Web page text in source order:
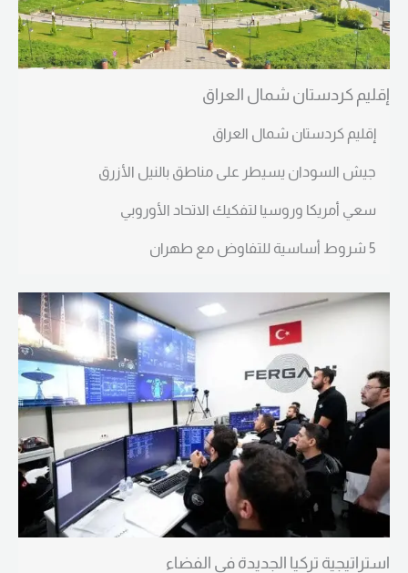
إقليم كردستان شمال العراق
إقليم كردستان شمال العراق
جيش السودان يسيطر على مناطق بالنيل الأزرق
سعي أمريكا وروسيا لتفكيك الاتحاد الأوروبي
5 شروط أساسية للتفاوض مع طهران
استراتيجية تركيا الجديدة في الفضاء